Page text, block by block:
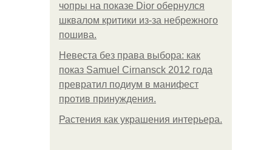
чопры на показе Dior обернулся
шквалом критики из-за небрежного
пошива.
Невеста без права выбора: как
показ Samuel Cirnansck 2012 года
превратил подиум в манифест
против принуждения.
Растения как украшения интерьера.